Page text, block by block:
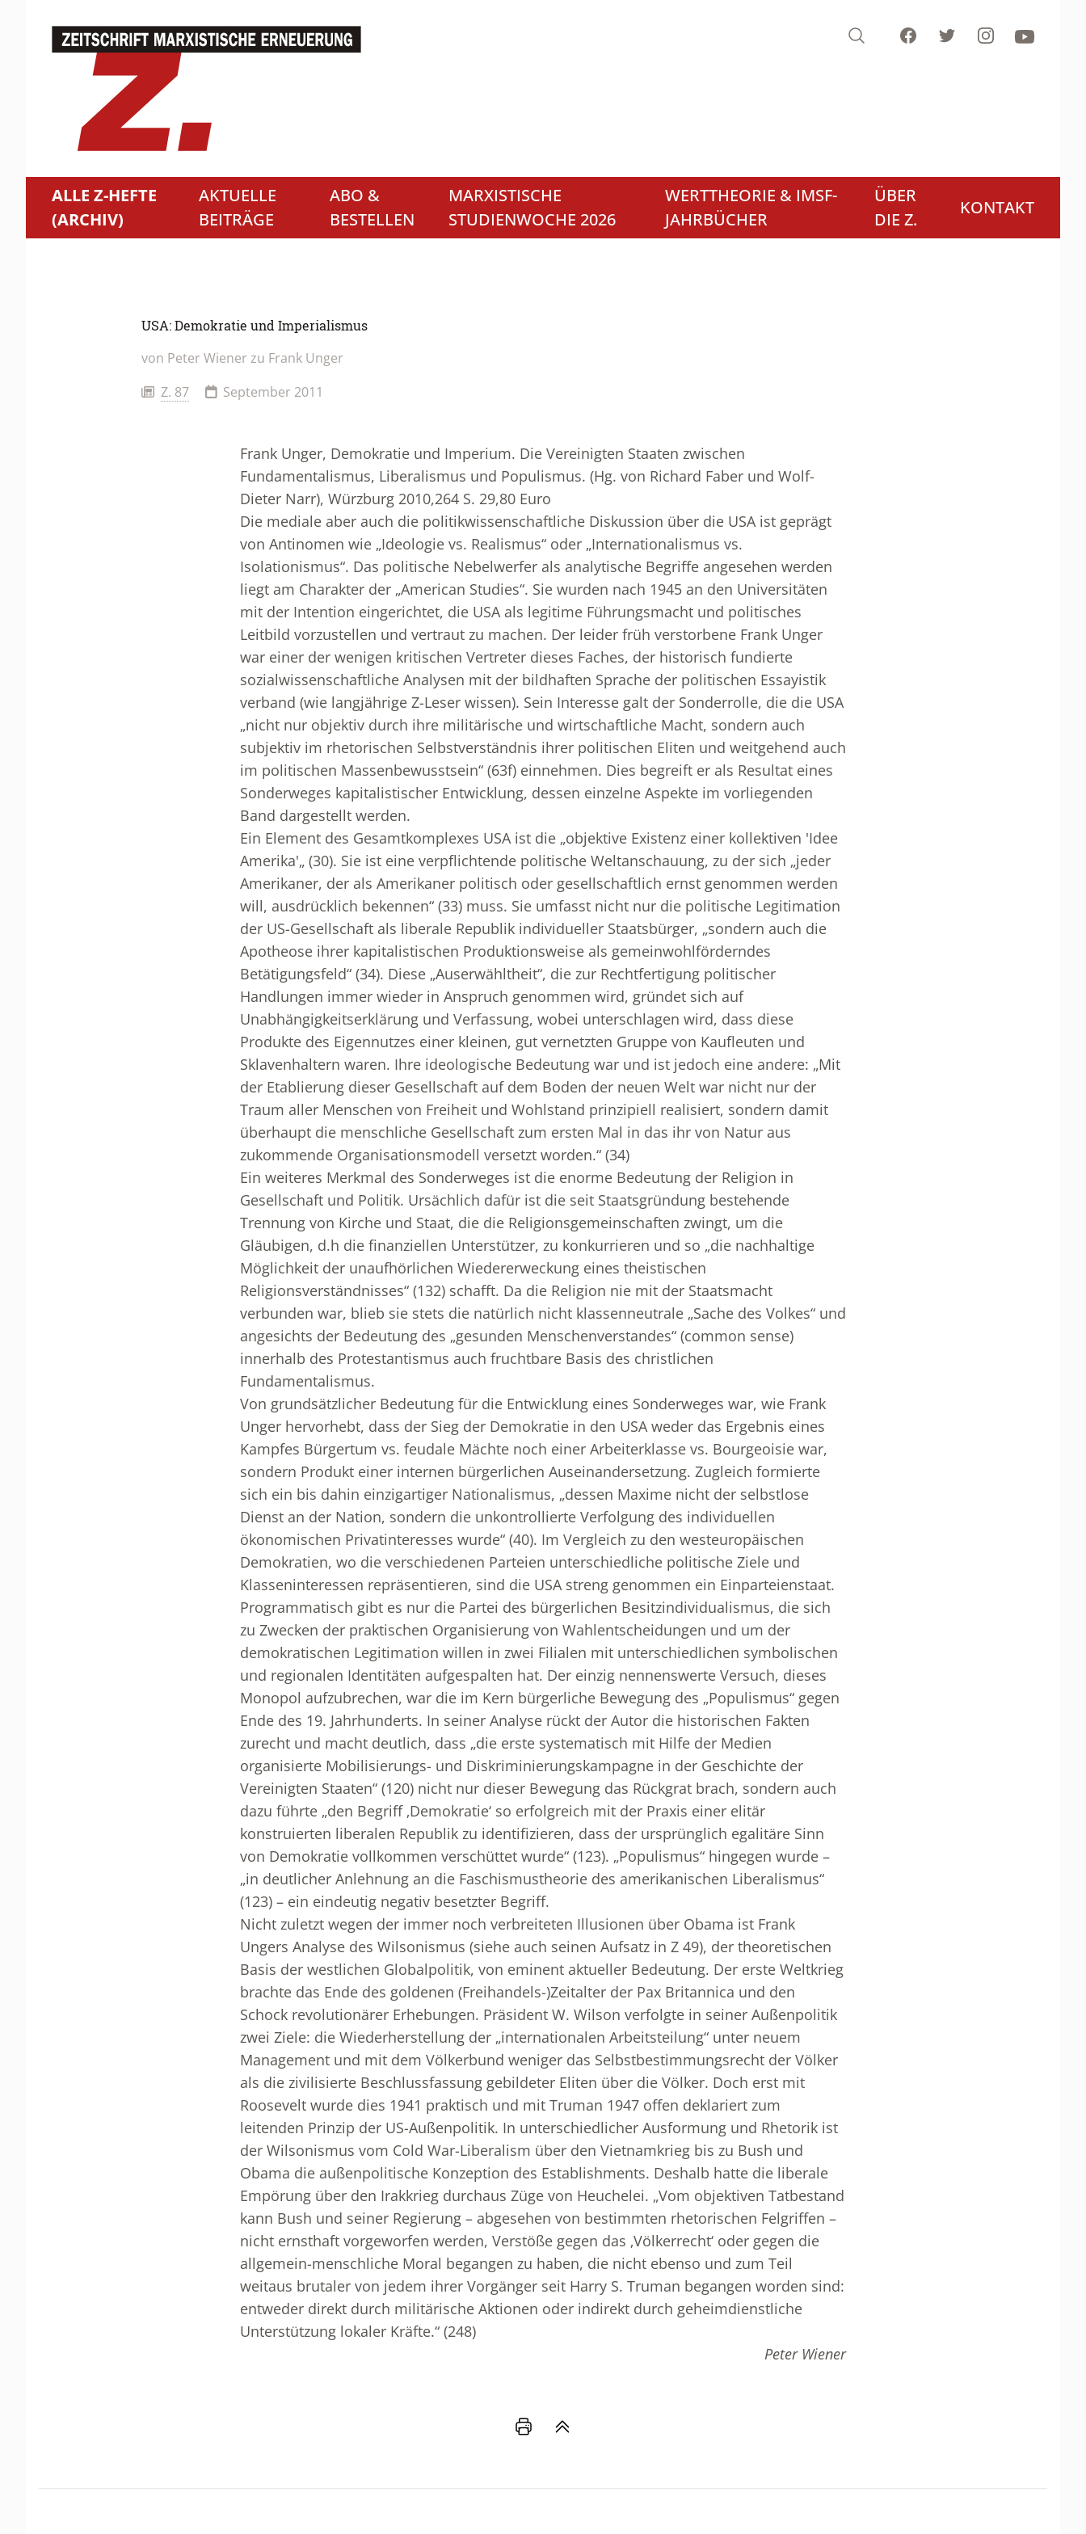
Search FacebookTwitterInstagramYoutube
ALLE Z-HEFTE
(ARCHIV)
AKTUELLE
BEITRÄGE
ABO &
BESTELLEN
MARXISTISCHE
STUDIENWOCHE 2026
WERTTHEORIE & IMSF-
JAHRBÜCHER
ÜBER
DIE Z.
KONTAKT
USA: Demokratie und Imperialismus
von Peter Wiener zu Frank Unger
Z. 87
September 2011
Frank Unger, Demokratie und Imperium. Die Vereinigten Staaten zwischen
Fundamentalismus, Liberalismus und Populismus. (Hg. von Richard Faber und Wolf-
Dieter Narr), Würzburg 2010,264 S. 29,80 Euro
Die mediale aber auch die politikwissenschaftliche Diskussion über die USA ist geprägt
von Antinomen wie „Ideologie vs. Realismus“ oder „Internationalismus vs.
Isolationismus“. Das politische Nebelwerfer als analytische Begriffe angesehen werden
liegt am Charakter der „American Studies“. Sie wurden nach 1945 an den Universitäten
mit der Intention eingerichtet, die USA als legitime Führungsmacht und politisches
Leitbild vorzustellen und vertraut zu machen. Der leider früh verstorbene Frank Unger
war einer der wenigen kritischen Vertreter dieses Faches, der historisch fundierte
sozialwissenschaftliche Analysen mit der bildhaften Sprache der politischen Essayistik
verband (wie langjährige Z-Leser wissen). Sein Interesse galt der Sonderrolle, die die USA
„nicht nur objektiv durch ihre militärische und wirtschaftliche Macht, sondern auch
subjektiv im rhetorischen Selbstverständnis ihrer politischen Eliten und weitgehend auch
im politischen Massenbewusstsein“ (63f) einnehmen. Dies begreift er als Resultat eines
Sonderweges kapitalistischer Entwicklung, dessen einzelne Aspekte im vorliegenden
Band dargestellt werden.
Ein Element des Gesamtkomplexes USA ist die „objektive Existenz einer kollektiven 'Idee
Amerika'„ (30). Sie ist eine verpflichtende politische Weltanschauung, zu der sich „jeder
Amerikaner, der als Amerikaner politisch oder gesellschaftlich ernst genommen werden
will, ausdrücklich bekennen“ (33) muss. Sie umfasst nicht nur die politische Legitimation
der US-Gesellschaft als liberale Republik individueller Staatsbürger, „sondern auch die
Apotheose ihrer kapitalistischen Produktionsweise als gemeinwohlförderndes
Betätigungsfeld“ (34). Diese „Auserwähltheit“, die zur Rechtfertigung politischer
Handlungen immer wieder in Anspruch genommen wird, gründet sich auf
Unabhängigkeitserklärung und Verfassung, wobei unterschlagen wird, dass diese
Produkte des Eigennutzes einer kleinen, gut vernetzten Gruppe von Kaufleuten und
Sklavenhaltern waren. Ihre ideologische Bedeutung war und ist jedoch eine andere: „Mit
der Etablierung dieser Gesellschaft auf dem Boden der neuen Welt war nicht nur der
Traum aller Menschen von Freiheit und Wohlstand prinzipiell realisiert, sondern damit
überhaupt die menschliche Gesellschaft zum ersten Mal in das ihr von Natur aus
zukommende Organisationsmodell versetzt worden.“ (34)
Ein weiteres Merkmal des Sonderweges ist die enorme Bedeutung der Religion in
Gesellschaft und Politik. Ursächlich dafür ist die seit Staatsgründung bestehende
Trennung von Kirche und Staat, die die Religionsgemeinschaften zwingt, um die
Gläubigen, d.h die finanziellen Unterstützer, zu konkurrieren und so „die nachhaltige
Möglichkeit der unaufhörlichen Wiedererweckung eines theistischen
Religionsverständnisses“ (132) schafft. Da die Religion nie mit der Staatsmacht
verbunden war, blieb sie stets die natürlich nicht klassenneutrale „Sache des Volkes“ und
angesichts der Bedeutung des „gesunden Menschenverstandes“ (common sense)
innerhalb des Protestantismus auch fruchtbare Basis des christlichen
Fundamentalismus.
Von grundsätzlicher Bedeutung für die Entwicklung eines Sonderweges war, wie Frank
Unger hervorhebt, dass der Sieg der Demokratie in den USA weder das Ergebnis eines
Kampfes Bürgertum vs. feudale Mächte noch einer Arbeiterklasse vs. Bourgeoisie war,
sondern Produkt einer internen bürgerlichen Auseinandersetzung. Zugleich formierte
sich ein bis dahin einzigartiger Nationalismus, „dessen Maxime nicht der selbstlose
Dienst an der Nation, sondern die unkontrollierte Verfolgung des individuellen
ökonomischen Privatinteresses wurde“ (40). Im Vergleich zu den westeuropäischen
Demokratien, wo die verschiedenen Parteien unterschiedliche politische Ziele und
Klasseninteressen repräsentieren, sind die USA streng genommen ein Einparteienstaat.
Programmatisch gibt es nur die Partei des bürgerlichen Besitzindividualismus, die sich
zu Zwecken der praktischen Organisierung von Wahlentscheidungen und um der
demokratischen Legitimation willen in zwei Filialen mit unterschiedlichen symbolischen
und regionalen Identitäten aufgespalten hat. Der einzig nennenswerte Versuch, dieses
Monopol aufzubrechen, war die im Kern bürgerliche Bewegung des „Populismus“ gegen
Ende des 19. Jahrhunderts. In seiner Analyse rückt der Autor die historischen Fakten
zurecht und macht deutlich, dass „die erste systematisch mit Hilfe der Medien
organisierte Mobilisierungs- und Diskriminierungskampagne in der Geschichte der
Vereinigten Staaten“ (120) nicht nur dieser Bewegung das Rückgrat brach, sondern auch
dazu führte „den Begriff ‚Demokratie‘ so erfolgreich mit der Praxis einer elitär
konstruierten liberalen Republik zu identifizieren, dass der ursprünglich egalitäre Sinn
von Demokratie vollkommen verschüttet wurde“ (123). „Populismus“ hingegen wurde –
„in deutlicher Anlehnung an die Faschismustheorie des amerikanischen Liberalismus“
(123) – ein eindeutig negativ besetzter Begriff.
Nicht zuletzt wegen der immer noch verbreiteten Illusionen über Obama ist Frank
Ungers Analyse des Wilsonismus (siehe auch seinen Aufsatz in Z 49), der theoretischen
Basis der westlichen Globalpolitik, von eminent aktueller Bedeutung. Der erste Weltkrieg
brachte das Ende des goldenen (Freihandels-)Zeitalter der Pax Britannica und den
Schock revolutionärer Erhebungen. Präsident W. Wilson verfolgte in seiner Außenpolitik
zwei Ziele: die Wiederherstellung der „internationalen Arbeitsteilung“ unter neuem
Management und mit dem Völkerbund weniger das Selbstbestimmungsrecht der Völker
als die zivilisierte Beschlussfassung gebildeter Eliten über die Völker. Doch erst mit
Roosevelt wurde dies 1941 praktisch und mit Truman 1947 offen deklariert zum
leitenden Prinzip der US-Außenpolitik. In unterschiedlicher Ausformung und Rhetorik ist
der Wilsonismus vom Cold War-Liberalism über den Vietnamkrieg bis zu Bush und
Obama die außenpolitische Konzeption des Establishments. Deshalb hatte die liberale
Empörung über den Irakkrieg durchaus Züge von Heuchelei. „Vom objektiven Tatbestand
kann Bush und seiner Regierung – abgesehen von bestimmten rhetorischen Felgriffen –
nicht ernsthaft vorgeworfen werden, Verstöße gegen das ‚Völkerrecht‘ oder gegen die
allgemein-menschliche Moral begangen zu haben, die nicht ebenso und zum Teil
weitaus brutaler von jedem ihrer Vorgänger seit Harry S. Truman begangen worden sind:
entweder direkt durch militärische Aktionen oder indirekt durch geheimdienstliche
Unterstützung lokaler Kräfte.“ (248)
Peter Wiener